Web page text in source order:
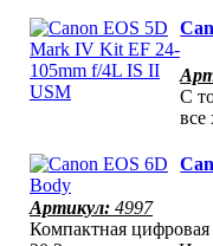
С
все
Артикул: 4997
Компактная цифровая